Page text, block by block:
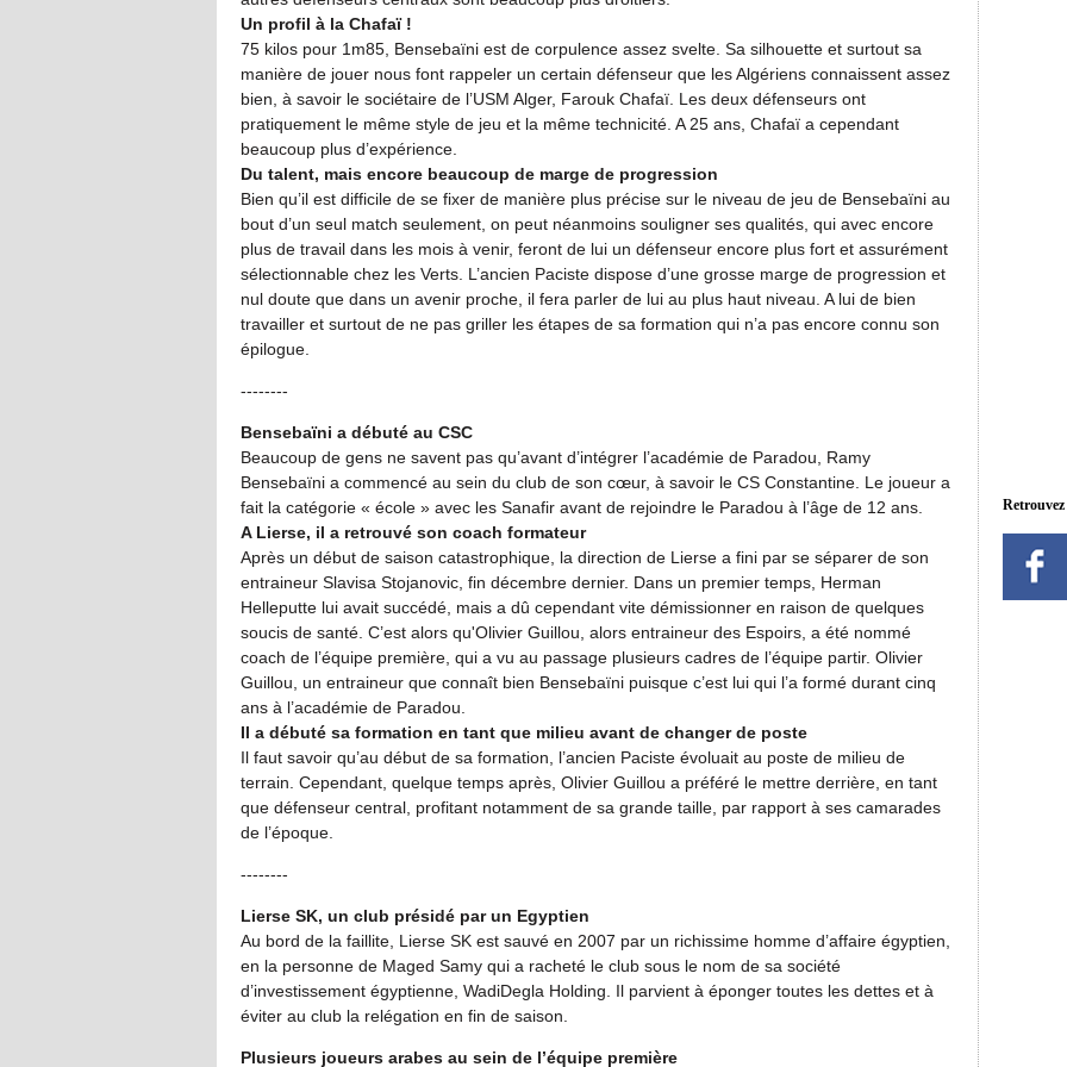
Un profil à la Chafaï !
75 kilos pour 1m85, Bensebaïni est de corpulence assez svelte. Sa silhouette et surtout sa
manière de jouer nous font rappeler un certain défenseur que les Algériens connaissent assez
bien, à savoir le sociétaire de l’USM Alger, Farouk Chafaï. Les deux défenseurs ont
pratiquement le même style de jeu et la même technicité. A 25 ans, Chafaï a cependant
beaucoup plus d’expérience.
Du talent, mais encore beaucoup de marge de progression
Bien qu’il est difficile de se fixer de manière plus précise sur le niveau de jeu de Bensebaïni au
bout d’un seul match seulement, on peut néanmoins souligner ses qualités, qui avec encore
plus de travail dans les mois à venir, feront de lui un défenseur encore plus fort et assurément
sélectionnable chez les Verts. L’ancien Paciste dispose d’une grosse marge de progression et
nul doute que dans un avenir proche, il fera parler de lui au plus haut niveau. A lui de bien
travailler et surtout de ne pas griller les étapes de sa formation qui n’a pas encore connu son
épilogue.
--------
Bensebaïni a débuté au CSC
Beaucoup de gens ne savent pas qu’avant d’intégrer l’académie de Paradou, Ramy
Bensebaïni a commencé au sein du club de son cœur, à savoir le CS Constantine. Le joueur a
fait la catégorie « école » avec les Sanafir avant de rejoindre le Paradou à l’âge de 12 ans.
A Lierse, il a retrouvé son coach formateur
Après un début de saison catastrophique, la direction de Lierse a fini par se séparer de son
entraineur Slavisa Stojanovic, fin décembre dernier. Dans un premier temps, Herman
Helleputte lui avait succédé, mais a dû cependant vite démissionner en raison de quelques
soucis de santé. C’est alors qu'Olivier Guillou, alors entraineur des Espoirs, a été nommé
coach de l’équipe première, qui a vu au passage plusieurs cadres de l’équipe partir. Olivier
Guillou, un entraineur que connaît bien Bensebaïni puisque c’est lui qui l’a formé durant cinq
ans à l’académie de Paradou.
Il a débuté sa formation en tant que milieu avant de changer de poste
Il faut savoir qu’au début de sa formation, l’ancien Paciste évoluait au poste de milieu de
terrain. Cependant, quelque temps après, Olivier Guillou a préféré le mettre derrière, en tant
que défenseur central, profitant notamment de sa grande taille, par rapport à ses camarades
de l’époque.
--------
Lierse SK, un club présidé par un Egyptien
Au bord de la faillite, Lierse SK est sauvé en 2007 par un richissime homme d’affaire égyptien,
en la personne de Maged Samy qui a racheté le club sous le nom de sa société
d’investissement égyptienne, WadiDegla Holding. Il parvient à éponger toutes les dettes et à
éviter au club la relégation en fin de saison.
Plusieurs joueurs arabes au sein de l’équipe première